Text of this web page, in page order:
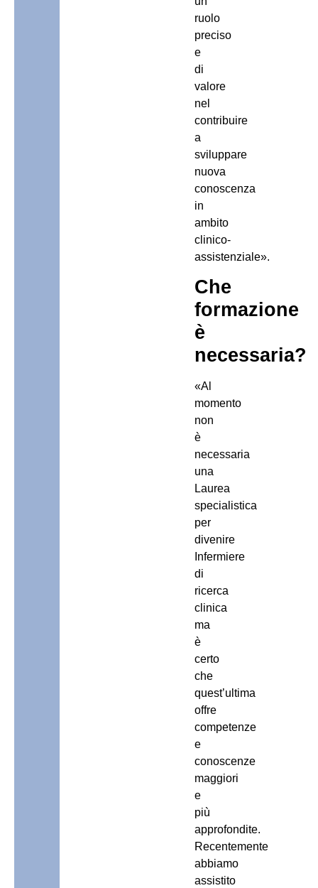
ruolo
preciso
e
di
valore
nel
contribuire
a
sviluppare
nuova
conoscenza
in
ambito
clinico-
assistenziale».
Che
formazione
è
necessaria?
«Al
momento
non
è
necessaria
una
Laurea
specialistica
per
divenire
Infermiere
di
ricerca
clinica
ma
è
certo
che
quest’ultima
offre
competenze
e
conoscenze
maggiori
e
più
approfondite.
Recentemente
abbiamo
assistito